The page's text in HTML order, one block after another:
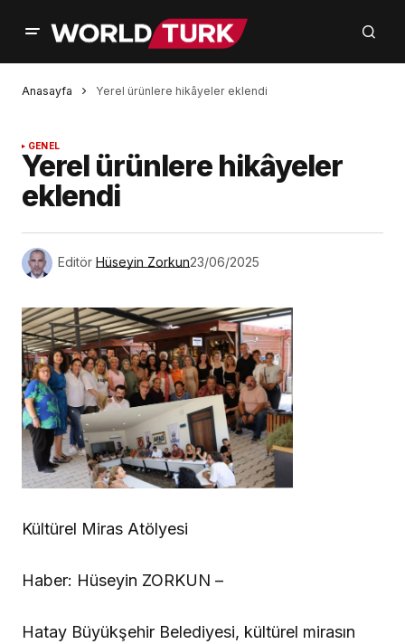
Anasayfa Yerel ürünlere hikâyeler eklendi
GENEL
Yerel ürünlere hikâyeler
eklendi
Editör Hüseyin Zorkun23/06/2025
Kültürel Miras Atölyesi
Haber: Hüseyin ZORKUN –
Hatay Büyükşehir Belediyesi, kültürel mirasın